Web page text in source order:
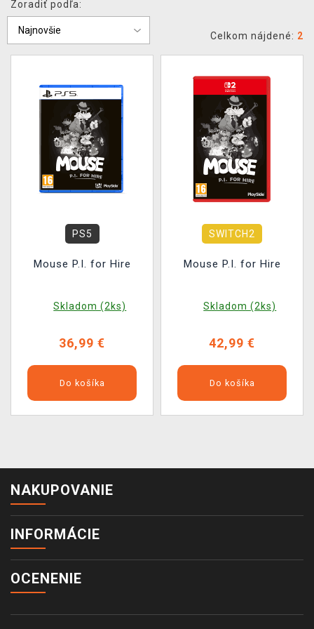
XZONE KLUB
Zoradiť podľa:
Celkom nájdené: 2
PS5
Mouse P.I. for Hire
Skladom (2ks)
36,99 €
Do košíka
SWITCH2
Mouse P.I. for Hire
Skladom (2ks)
42,99 €
Do košíka
NAKUPOVANIE
INFORMÁCIE
OCENENIE